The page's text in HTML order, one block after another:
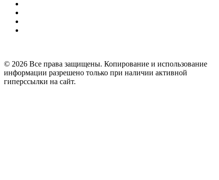
© 2026 Все права защищены. Копирование и использование
информации разрешено только при наличии активной
гиперссылки на сайт.